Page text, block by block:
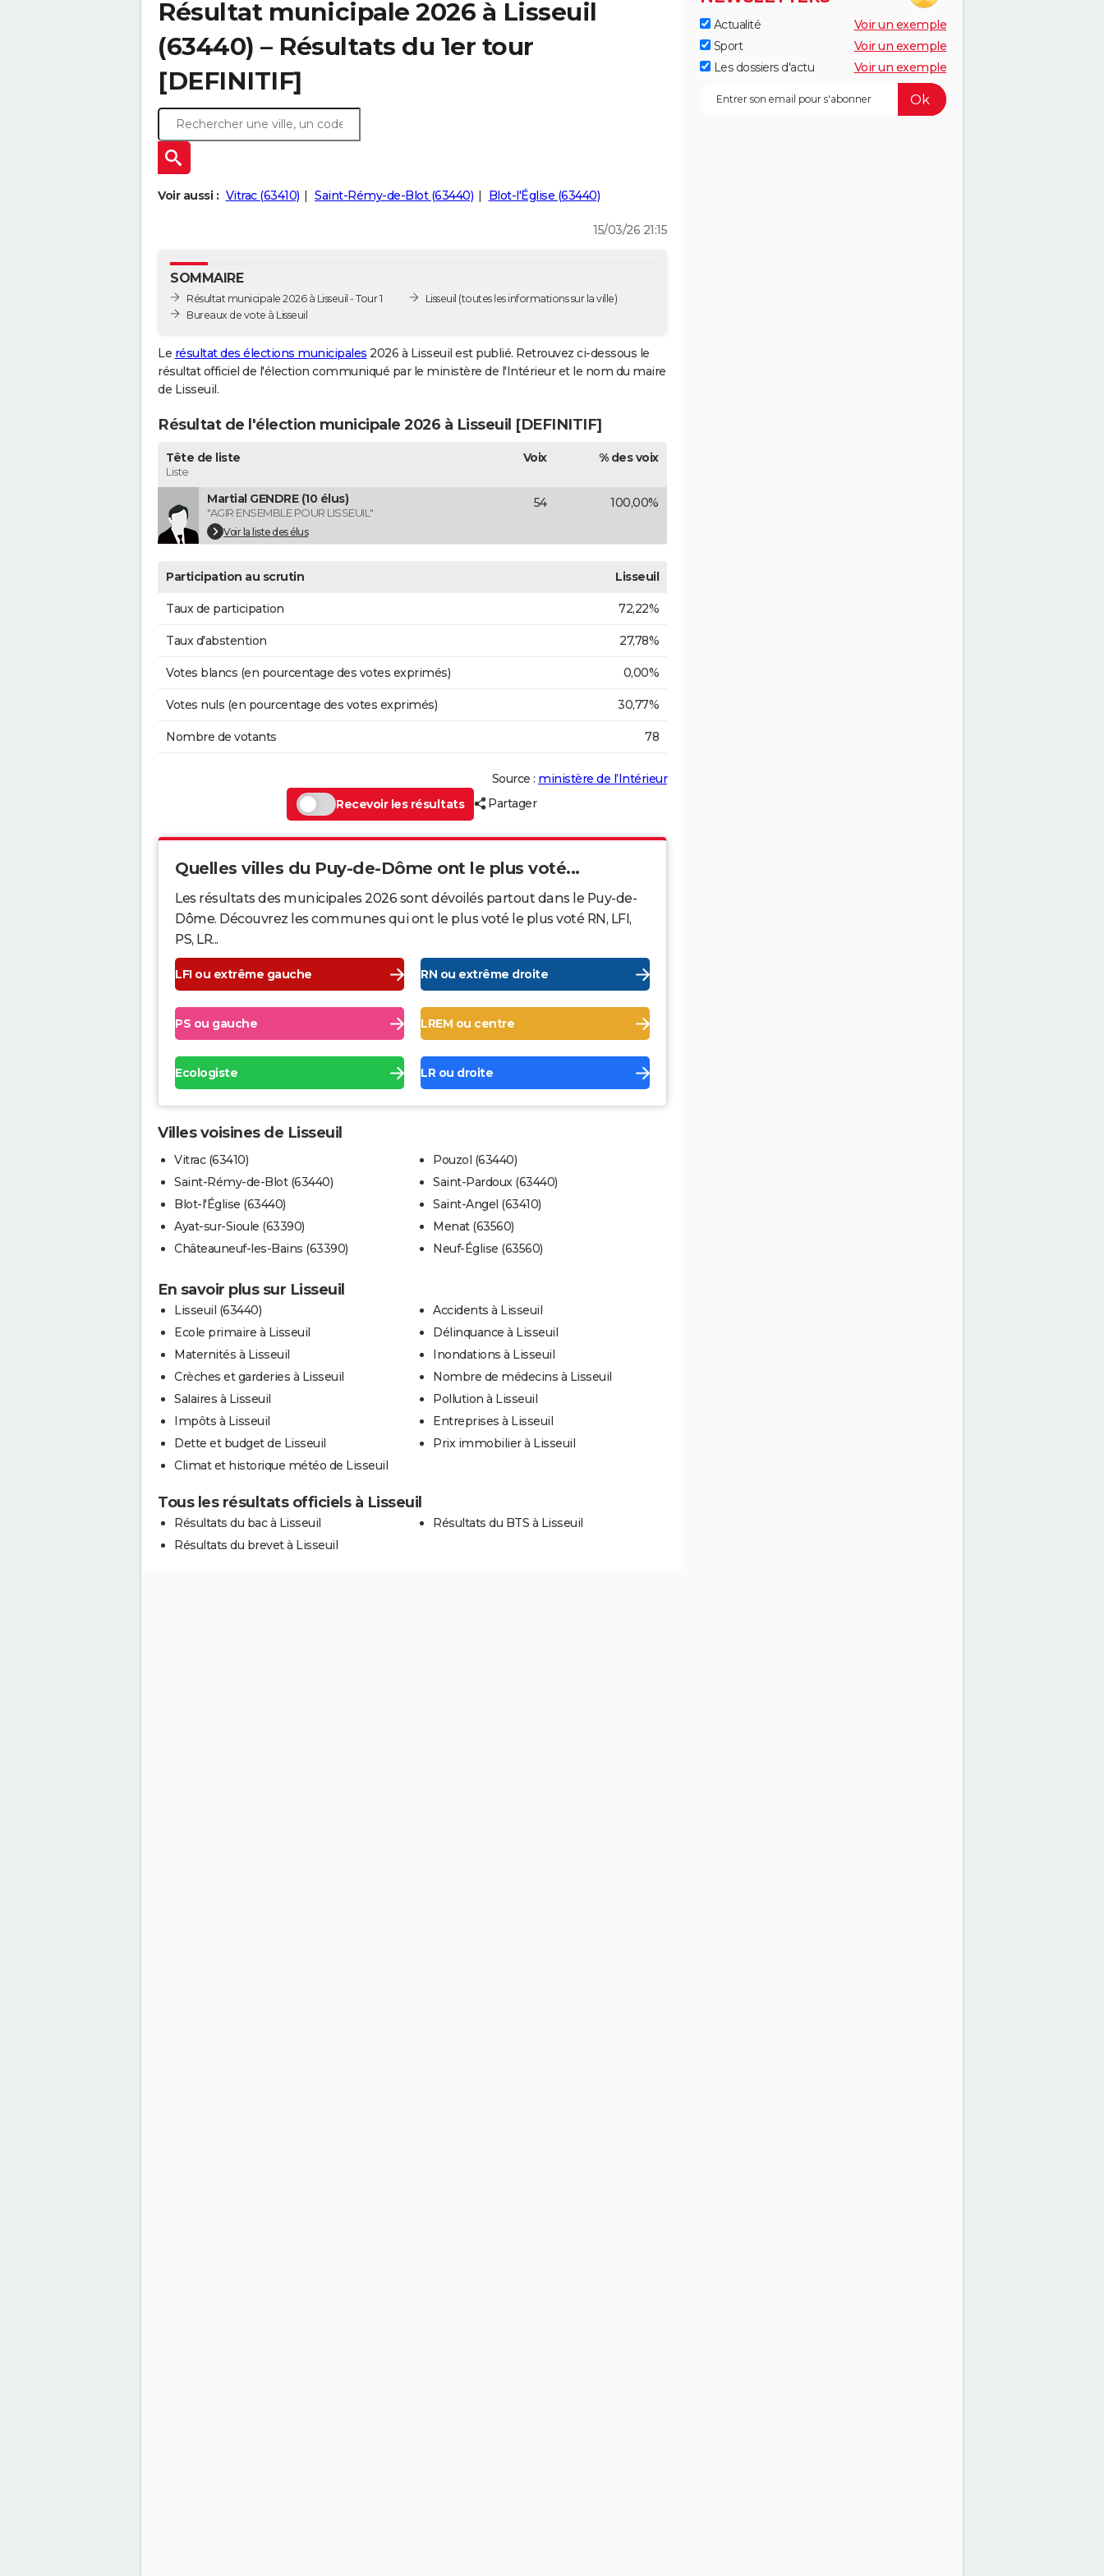
Résultat municipale 2026 à Lisseuil
(63440) – Résultats du 1er tour
[DEFINITIF]
Voir aussi : Vitrac (63410) Saint-Rémy-de-Blot (63440) Blot-l'Église (63440)
15/03/26 21:15
SOMMAIRE
Résultat municipale 2026 à Lisseuil - Tour 1
Bureaux de vote à Lisseuil
Lisseuil (toutes les informations sur la ville)
Le résultat des élections municipales 2026 à Lisseuil est publié. Retrouvez ci-dessous le
résultat officiel de l'élection communiqué par le ministère de l'Intérieur et le nom du maire
de Lisseuil.
Résultat de l'élection municipale 2026 à Lisseuil [DEFINITIF]
Tête de liste
Liste
Voix % des voix
Martial GENDRE (10 élus)
"AGIR ENSEMBLE POUR LISSEUIL"
Voir la liste des élus
54 100,00%
Participation au scrutin Lisseuil
Taux de participation 72,22%
Taux d'abstention 27,78%
Votes blancs (en pourcentage des votes exprimés) 0,00%
Votes nuls (en pourcentage des votes exprimés) 30,77%
Nombre de votants 78
Source : ministère de l’Intérieur
Recevoir les résultats
Partager
Quelles villes du Puy-de-Dôme ont le plus voté...
Les résultats des municipales 2026 sont dévoilés partout dans le Puy-de-
Dôme. Découvrez les communes qui ont le plus voté le plus voté RN, LFI,
PS, LR...
LFI ou extrême gauche RN ou extrême droite
PS ou gauche LREM ou centre
Ecologiste LR ou droite
Villes voisines de Lisseuil
Vitrac (63410)
Saint-Rémy-de-Blot (63440)
Blot-l'Église (63440)
Ayat-sur-Sioule (63390)
Châteauneuf-les-Bains (63390)
Pouzol (63440)
Saint-Pardoux (63440)
Saint-Angel (63410)
Menat (63560)
Neuf-Église (63560)
En savoir plus sur Lisseuil
Lisseuil (63440)
Ecole primaire à Lisseuil
Maternités à Lisseuil
Crèches et garderies à Lisseuil
Salaires à Lisseuil
Impôts à Lisseuil
Dette et budget de Lisseuil
Climat et historique météo de Lisseuil
Accidents à Lisseuil
Délinquance à Lisseuil
Inondations à Lisseuil
Nombre de médecins à Lisseuil
Pollution à Lisseuil
Entreprises à Lisseuil
Prix immobilier à Lisseuil
Tous les résultats officiels à Lisseuil
Résultats du bac à Lisseuil
Résultats du brevet à Lisseuil
Résultats du BTS à Lisseuil
Actualité
Voir un exemple
Sport
Voir un exemple
Les dossiers d'actu
Voir un exemple